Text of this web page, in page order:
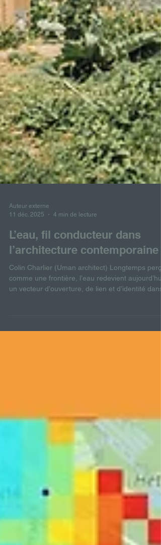
Auteur externe
11 déc. 2025
4 min de lecture
L’eau, fil conducteur dans
l’architecture contemporaine
Colin Charlier (Uman architect) Longtemps